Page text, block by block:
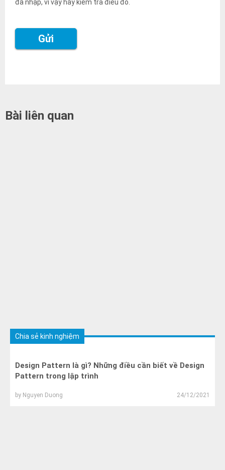
đã nhập, vì vậy hãy kiểm tra điều đó.
Bài liên quan
Chia sẻ kinh nghiệm
Design Pattern là gì? Những điều cần biết về Design
Pattern trong lập trình
by Nguyen Duong 24/12/2021